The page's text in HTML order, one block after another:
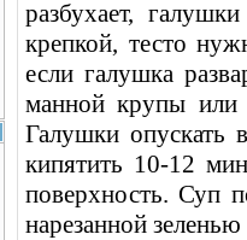
разбухает,
крепкой, тесто
если галушка
манной крупы или
Галушки опускать
кипятить 10-12
поверхность. Суп
нарезанной